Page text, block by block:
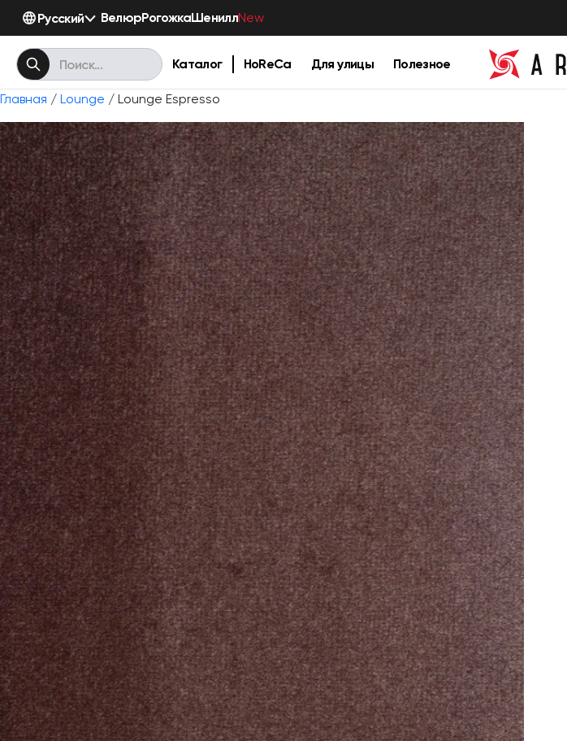
Русский ВелюрРогожкаШениллNew
Каталог HoReCa Для улицы Полезное
Главная / Lounge / Lounge Espresso